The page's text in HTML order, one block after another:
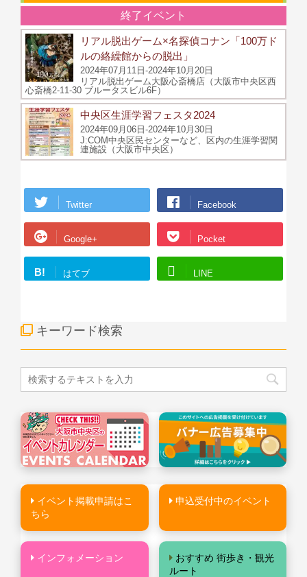
終了イベント
リアル脱出ゲーム×名探偵コナン「100万ド
ルの絡繰館からの脱出」
2024年07月11日-2024年10月20日
リアル脱出ゲーム大阪心斎橋店（大阪市中央区西
心斎橋2-11-30 ブルータスビル6F）
中央区生涯学習フェスタ2024
2024年09月06日-2024年10月30日
J:COM中央区民センターなど、区内の生涯学習関
連施設（大阪市中央区）
Twitter Facebook
Google+ Pocket
B! はてブ LINE
キーワード検索
イベント掲載申請はこ
ちら
申込受付中のイベント
インフォメーション
おすすめ 街歩き・観光
ルート